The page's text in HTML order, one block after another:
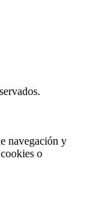
navegación y
o